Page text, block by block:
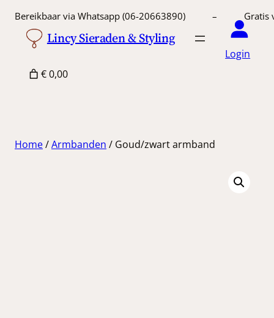
GaBereikbaar via Whatsapp (06-20663890) –
Lincy Sieraden & Styling
Login
€ 0,00
Home/Armbanden / Goud/zwart armband